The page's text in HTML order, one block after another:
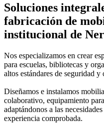
Soluciones
fabricación de
institucional de
Nos especializamos en crear
para escuelas, bibliotecas y
altos estándares de seguridad y
Diseñamos e instalamos
colaborativo, equipamiento
adaptándonos a las
experiencia comprobada.